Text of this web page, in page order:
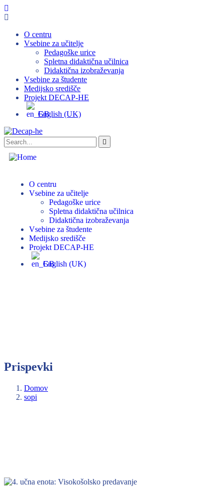
O centru
Vsebine za učitelje
Pedagoške urice
Spletna didaktična učilnica
Didaktična izobraževanja
Vsebine za študente
Medijsko središče
Projekt DECAP-HE
English (UK)
O centru
Vsebine za učitelje
Pedagoške urice
Spletna didaktična učilnica
Didaktična izobraževanja
Vsebine za študente
Medijsko središče
Projekt DECAP-HE
English (UK)
Prispevki
Domov
sopi